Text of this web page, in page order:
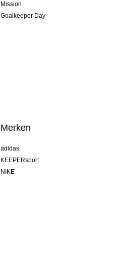
Mission
Goalkeeper Day
Merken
adidas
KEEPERsport
NIKE